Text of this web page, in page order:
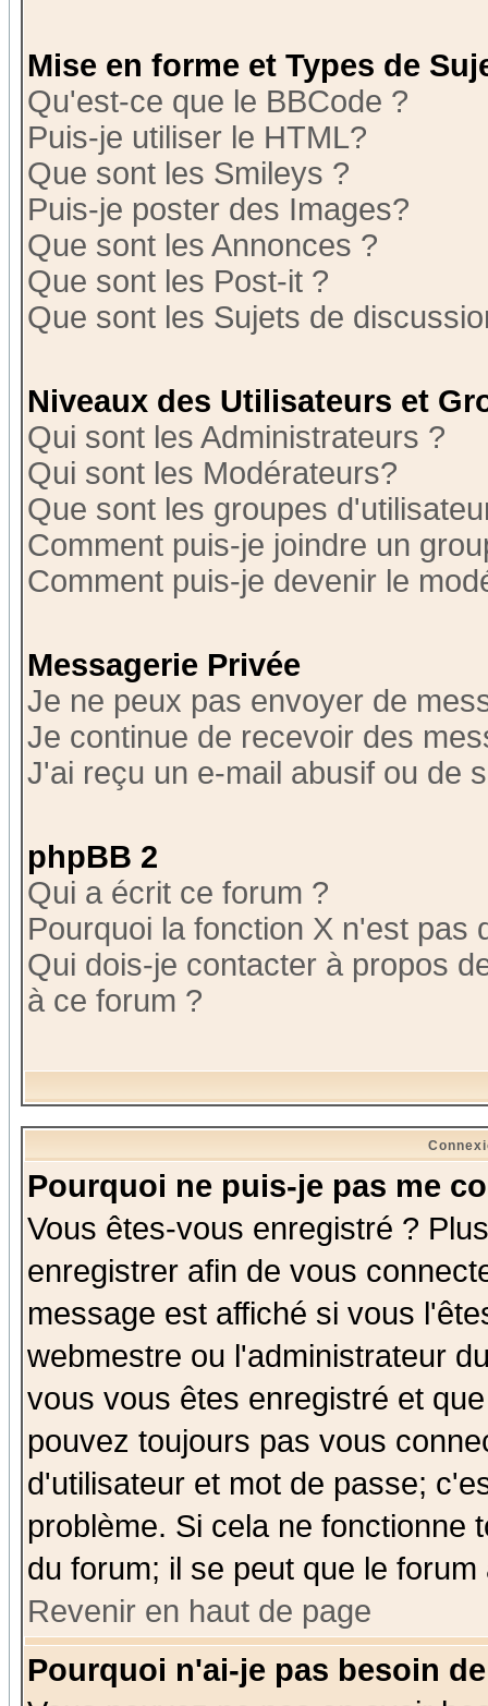
Mise en forme et Types de
Qu'est-ce que le BBCode ?
Puis-je utiliser le HTML?
Que sont les Smileys ?
Puis-je poster des Images?
Que sont les Annonces ?
Que sont les Post-it ?
Que sont les Sujets de
Niveaux des Utilisateurs et
Qui sont les Administrateurs ?
Qui sont les Modérateurs?
Que sont les groupes
Comment puis-je joindre un
Comment puis-je devenir le
Messagerie Privée
Je ne peux pas envoyer de
Je continue de recevoir des
J'ai reçu un e-mail abusif ou de
phpBB 2
Qui a écrit ce forum ?
Pourquoi la fonction X n'est pas
Qui dois-je contacter à propos
à ce forum ?
Pourquoi ne puis-je pas me
Vous êtes-vous enregistré ?
enregistrer afin de vous
message est affiché si vous
webmestre ou l'administrateur
vous vous êtes enregistré et
pouvez toujours pas vous
d'utilisateur et mot de passe;
problème. Si cela ne fonctionne
du forum; il se peut que le
Revenir en haut de page
Pourquoi n'ai-je pas besoin